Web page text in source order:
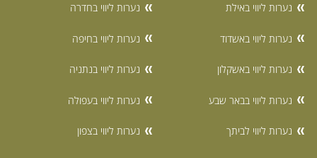
נערות ליווי באילת
נערות ליווי באשדוד
נערות ליווי באשקלון
נערות ליווי בבאר שבע
נערות ליווי לביתך
נערות ליווי בחדרה
נערות ליווי בחיפה
נערות ליווי בנתניה
נערות ליווי בעפולה
נערות ליווי בצפון